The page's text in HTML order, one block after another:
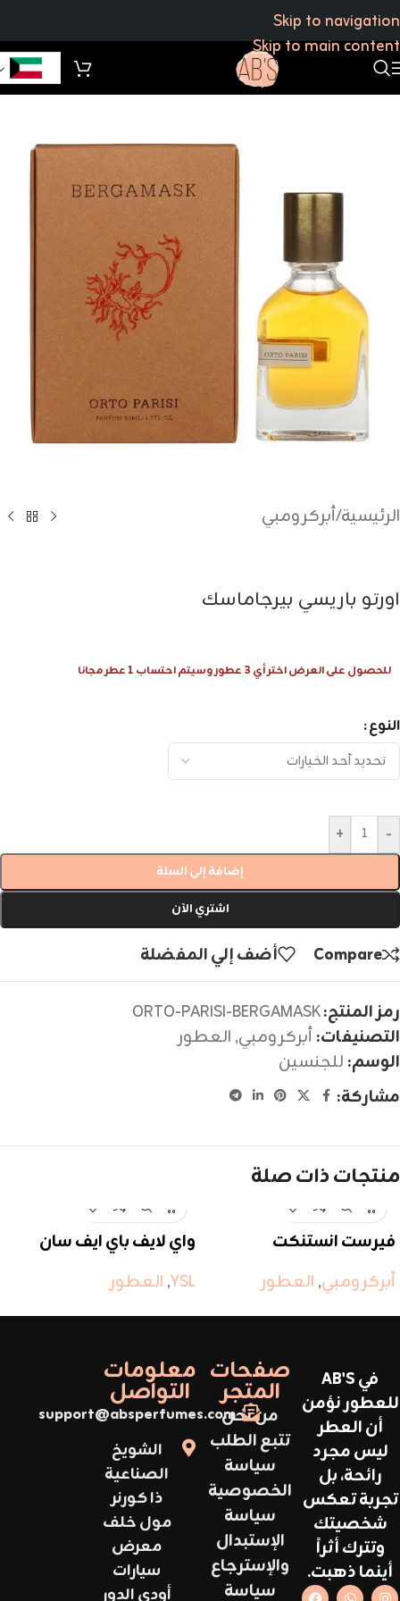
Skip to navigation
Skip to main content
الرئيسية/أبركرومبي
اورتو باريسي بيرجاماسك
للحصول على العرض اختر أي 3 عطور وسيتم احتساب 1 عطر مجانا
النوع
-
+
إضافة إلى السلة
اشتري الآن
Compare أضف إلي المفضلة
رمز المنتج:ORTO-PARISI-BERGAMASK
التصنيفات:أبركرومبي, العطور
الوسم: للجنسين
مشاركة:
منتجات ذات صلة
فيرست انستنكت
أبركرومبي, العطور
واي لايف باي ايف سان
YSL
, العطور
في AB'S
للعطور نؤمن
أن العطر
ليس مجرد
رائحة، بل
تجربة تعكس
شخصيتك
وتترك أثراً
أينما ذهبت.
صفحات
المتجر
من نحن
تتبع الطلب
سياسة
الخصوصية
سياسة
الإستبدال
والإسترجاع
سياسة
معلومات
التواصل
support@absperfumes.com
الشويخ
الصناعية
ذا كورنر
مول خلف
معرض
سيارات
أودي الدور